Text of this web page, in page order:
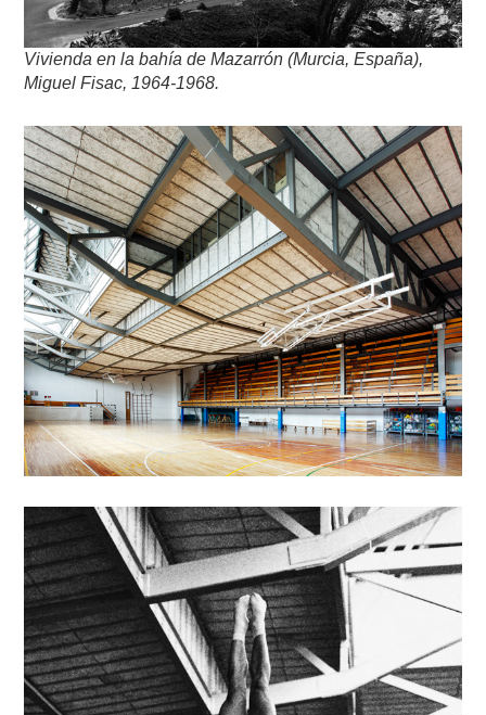
Vivienda en la bahía de Mazarrón (Murcia, España),
Miguel Fisac, 1964-1968.